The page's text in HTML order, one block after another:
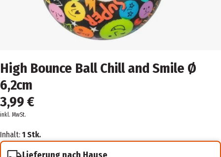
High Bounce Ball Chill and Smile Ø
6,2cm
3,99 €
inkl. MwSt.
Inhalt: 1 Stk.
Lieferung nach Hause